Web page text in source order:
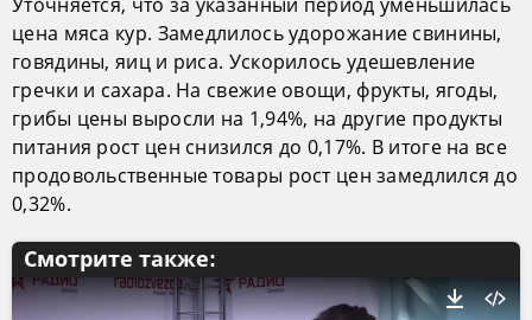
цена мяса кур. Замедлилось удорожание свинины,
говядины, яиц и риса. Ускорилось удешевление
гречки и сахара. На свежие овощи, фрукты, ягоды,
грибы цены выросли на 1,94%, на другие продукты
питания рост цен снизился до 0,17%. В итоге на все
продовольственные товары рост цен замедлился до
0,32%.
Смотрите также: